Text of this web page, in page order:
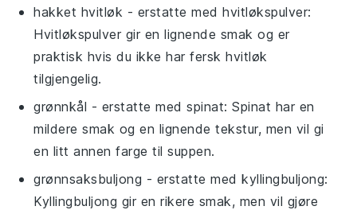
hakket hvitløk - erstatte medhvitløkspulver:
Hvitløkspulver gir en lignende smak og er
praktisk hvis du ikke har fersk hvitløk
tilgjengelig.
grønnkål - erstatte medspinat: Spinat har en
mildere smak og en lignende tekstur, men vil gi
en litt annen farge til suppen.
grønnsaksbuljong - erstatte medkyllingbuljong:
Kyllingbuljong gir en rikere smak, men vil gjøre